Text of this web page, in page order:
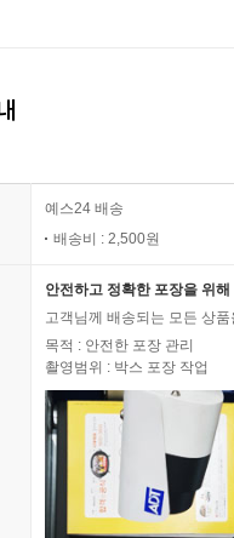
예스24 배송
배송비 : 2,500원
안전하고 정확한 포장을 위
고객님께 배송되는 모든 상
목적 : 안전한 포장 관리
촬영범위 : 박스 포장 작업